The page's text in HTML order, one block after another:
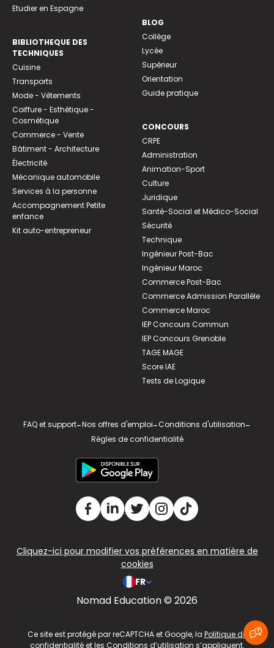
Etudier en Espagne
BIBLIOTHEQUE DES
TECHNIQUES
Cuisine
Transports
Mode - Vêtements
Coiffure - Esthétique -
Cosmétique
Commerce - Vente
Bâtiment - Architecture
Électricité
Mécanique automobile
Services à la personne
Accompagnement Petite
enfance
Kit auto-entrepreneur
BLOG
Collège
Lycée
Supérieur
Orientation
Guide pratique
CONCOURS
CRPE
Administration
Animation-Sport
Culture
Juridique
Santé-Social et Médico-Social
Sécurité
Technique
Ingénieur Post-Bac
Ingénieur Maroc
Commerce Post-Bac
Commerce Admission Parallèle
Commerce Maroc
IEP Concours Commun
IEP Concours Grenoble
TAGE MAGE
Score IAE
Tests de Logique
FAQ et support-Nos offres d'emploi-Conditions d'utilisation-
Règles de confidentialité
Cliquez-ici pour modifier vos préférences en matière de
cookies
FR
Nomad Education © 2026
Ce site est protégé par reCAPTCHA et Google, la Politique de
confidentialitéet les Conditions d’utilisation s’appliquent.